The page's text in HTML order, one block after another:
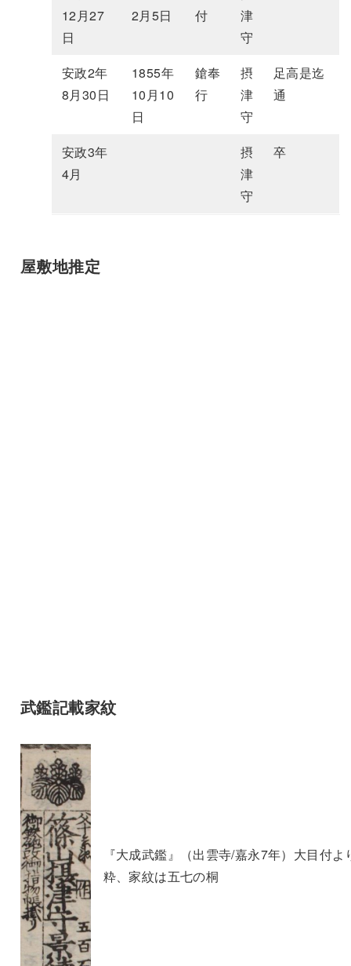
12月27
日
2月5日
付
津
守
安政2年
8月30日
1855年
10月10
日
鎗奉
行
摂
津
守
足高是迄
通
安政3年
4月
摂
津
守
卒
屋敷地推定
武鑑記載家紋
『大成武鑑』（出雲寺/嘉永7年）大目付よ
粋、家紋は五七の桐